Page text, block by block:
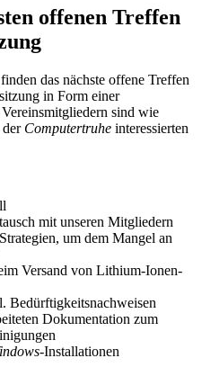
offenen Treffen
finden das nächste offene Treffen
in Form einer
sind wie
der Computertruhe interessierten
mit unseren Mitgliedern
um dem Mangel an
Versand von Lithium-Ionen-
Bedürftigkeitsnachweisen
Dokumentation zum
-Installationen